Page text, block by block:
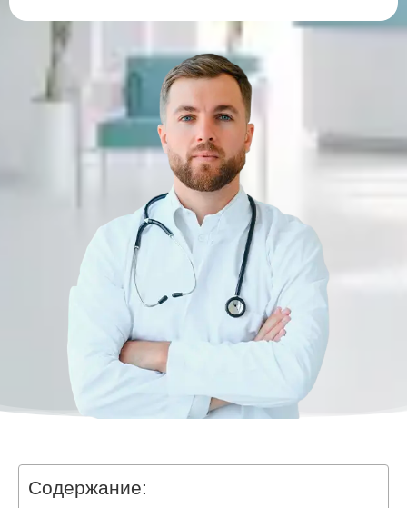
Содержание: